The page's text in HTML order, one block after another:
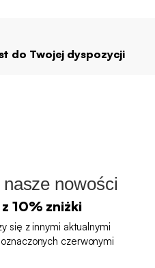
do Twojej dyspozycji
nowości
10% zniżki
się z innymi aktualnymi
czerwonymi